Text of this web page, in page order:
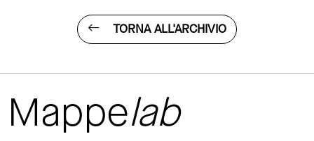
TORNA ALL'ARCHIVIO
Mappelab